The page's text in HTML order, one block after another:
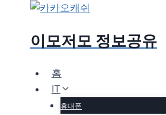
content이모저모 정보공유
홈
IT
휴대폰